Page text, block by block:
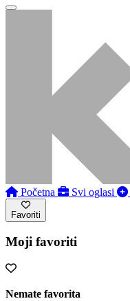
Početna Svi oglasi
Favoriti
Moji favoriti
Nemate favorita